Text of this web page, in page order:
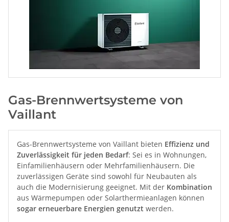
Gas-Brennwertsysteme von
Vaillant
Gas-Brennwertsysteme von Vaillant bieten Effizienz und
Zuverlässigkeit für jeden Bedarf: Sei es in Wohnungen,
Einfamilienhäusern oder Mehrfamilienhäusern. Die
zuverlässigen Geräte sind sowohl für Neubauten als
auch die Modernisierung geeignet. Mit der Kombination
aus Wärmepumpen oder Solarthermieanlagen können
sogar erneuerbare Energien genutzt werden.